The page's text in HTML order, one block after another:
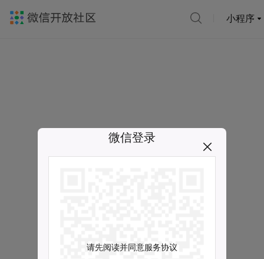
小程序
微信登录
请先阅读并同意服务协议